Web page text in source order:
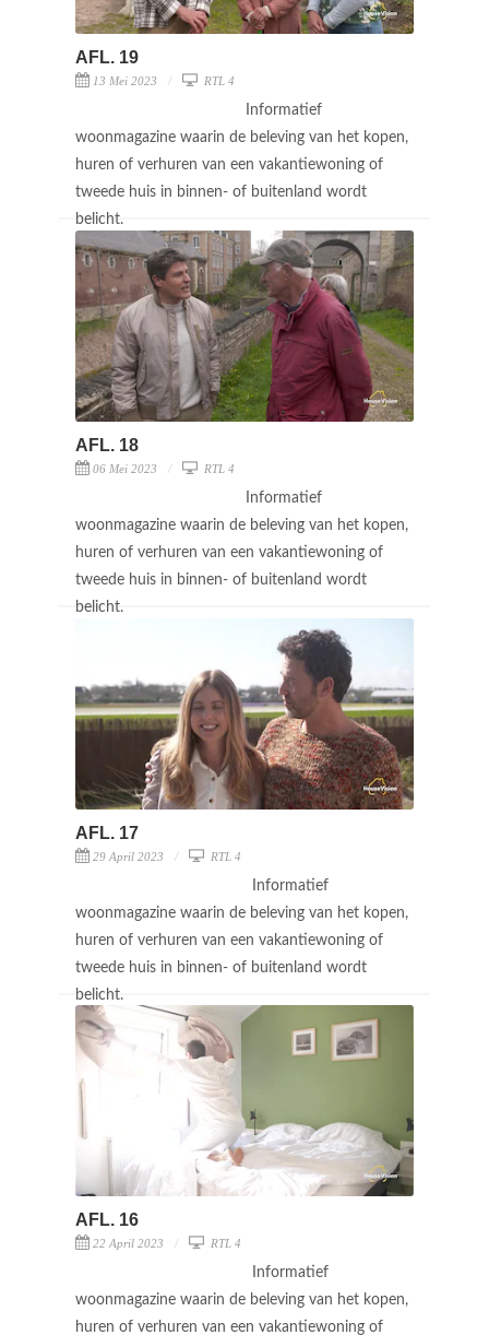
AFL. 19
13 Mei 2023 RTL 4
Informatief
woonmagazine waarin de beleving van het kopen,
huren of verhuren van een vakantiewoning of
tweede huis in binnen- of buitenland wordt
belicht.
AFL. 18
06 Mei 2023 RTL 4
Informatief
woonmagazine waarin de beleving van het kopen,
huren of verhuren van een vakantiewoning of
tweede huis in binnen- of buitenland wordt
belicht.
AFL. 17
29 April 2023 RTL 4
Informatief
woonmagazine waarin de beleving van het kopen,
huren of verhuren van een vakantiewoning of
tweede huis in binnen- of buitenland wordt
belicht.
AFL. 16
22 April 2023 RTL 4
Informatief
woonmagazine waarin de beleving van het kopen,
huren of verhuren van een vakantiewoning of